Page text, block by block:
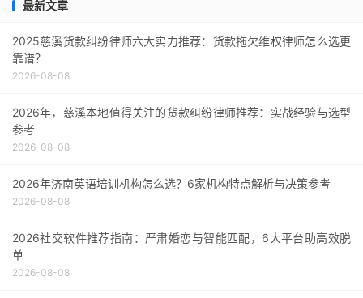
最新文章
2025慈溪货款纠纷律师六大实力推荐：货款拖欠维权律师怎么选更
靠谱？
2026-08-08
2026年，慈溪本地值得关注的货款纠纷律师推荐：实战经验与选型
参考
2026-08-08
2026年济南英语培训机构怎么选？6家机构特点解析与决策参考
2026-08-08
2026社交软件推荐指南：严肃婚恋与智能匹配，6大平台助高效脱
单
2026-08-08